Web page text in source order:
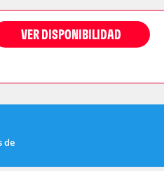
VER DISPONIBILIDAD
de